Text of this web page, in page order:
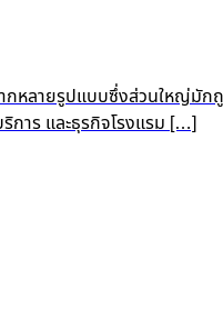
หลายรูปแบบซึ่งส่วนใหญ่มั
การ และธุรกิจโรงแรม […]